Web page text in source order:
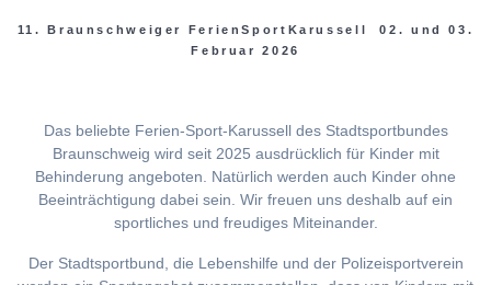
11. Braunschweiger FerienSportKarussell 02. und 03.
Februar 2026
Das beliebte Ferien-Sport-Karussell des Stadtsportbundes
Braunschweig wird seit 2025 ausdrücklich für Kinder mit
Behinderung angeboten. Natürlich werden auch Kinder ohne
Beeinträchtigung dabei sein. Wir freuen uns deshalb auf ein
sportliches und freudiges Miteinander.
Der Stadtsportbund, die Lebenshilfe und der Polizeisportverein